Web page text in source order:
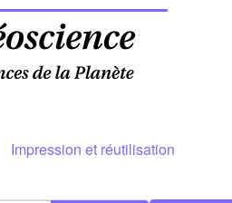
Impression et réutilisation